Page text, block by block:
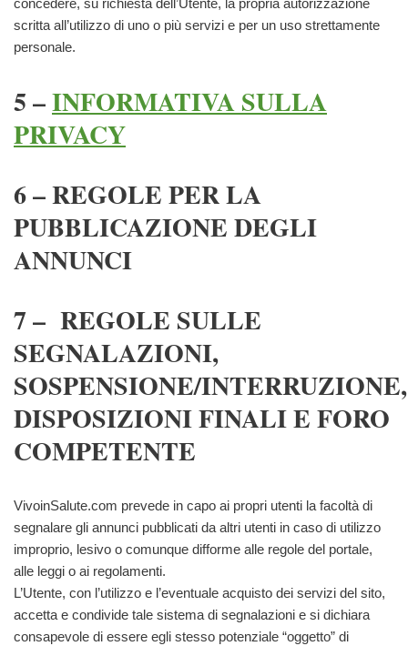
concedere, su richiesta dell’Utente, la propria autorizzazione
scritta all’utilizzo di uno o più servizi e per un uso strettamente
personale.
5 –INFORMATIVA SULLA
PRIVACY
6 – REGOLE PER LA
PUBBLICAZIONE DEGLI
ANNUNCI
7 – REGOLE SULLE
SEGNALAZIONI,
SOSPENSIONE/INTERRUZIONE,
DISPOSIZIONI FINALI E FORO
COMPETENTE
VivoinSalute.com prevede in capo ai propri utenti la facoltà di
segnalare gli annunci pubblicati da altri utenti in caso di utilizzo
improprio, lesivo o comunque difforme alle regole del portale,
alle leggi o ai regolamenti.
L’Utente, con l’utilizzo e l’eventuale acquisto dei servizi del sito,
accetta e condivide tale sistema di segnalazioni e si dichiara
consapevole di essere egli stesso potenziale “oggetto” di